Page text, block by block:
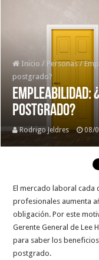
Inicio / Personas /
postgrado?
Empleabilidad:
postgrado?
Rodrigo Jeldres 08/
El mercado laboral cada
profesionales aumenta
obligación. Por este
Gerente General de Lee
para saber los
postgrado.